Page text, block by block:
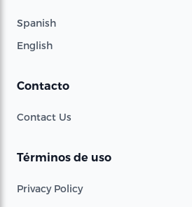
Spanish
English
Contacto
Contact Us
Términos de uso
Privacy Policy